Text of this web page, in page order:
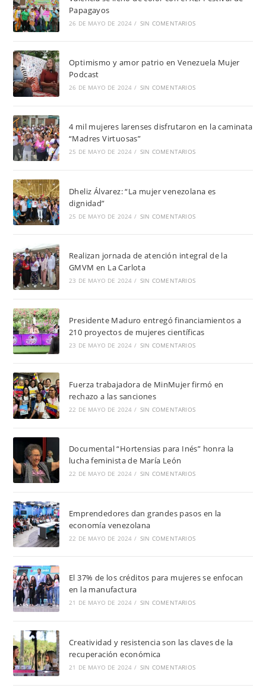
Papagayos
26 DE MAYO DE 2024 / SIN COMENTARIOS
Optimismo y amor patrio en Venezuela Mujer
Podcast
26 DE MAYO DE 2024 / SIN COMENTARIOS
4 mil mujeres larenses disfrutaron en la caminata
“Madres Virtuosas”
25 DE MAYO DE 2024 / SIN COMENTARIOS
Dheliz Álvarez: “La mujer venezolana es
dignidad”
25 DE MAYO DE 2024 / SIN COMENTARIOS
Realizan jornada de atención integral de la
GMVM en La Carlota
23 DE MAYO DE 2024 / SIN COMENTARIOS
Presidente Maduro entregó financiamientos a
210 proyectos de mujeres científicas
23 DE MAYO DE 2024 / SIN COMENTARIOS
Fuerza trabajadora de MinMujer firmó en
rechazo a las sanciones
22 DE MAYO DE 2024 / SIN COMENTARIOS
Documental “Hortensias para Inés” honra la
lucha feminista de María León
22 DE MAYO DE 2024 / SIN COMENTARIOS
Emprendedores dan grandes pasos en la
economía venezolana
22 DE MAYO DE 2024 / SIN COMENTARIOS
El 37% de los créditos para mujeres se enfocan
en la manufactura
21 DE MAYO DE 2024 / SIN COMENTARIOS
Creatividad y resistencia son las claves de la
recuperación económica
21 DE MAYO DE 2024 / SIN COMENTARIOS